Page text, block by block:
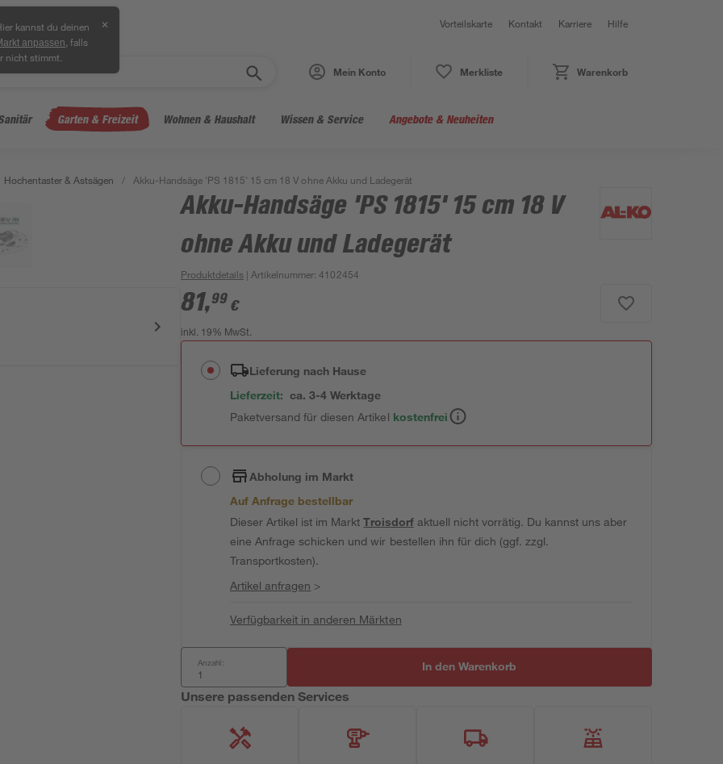
kannst du deinen
anpassen , falls
nicht stimmt.
✕ Vorteilskarte Kontakt Karriere Hilfe
Mein Konto Merkliste Warenkorb
Garten & Freizeit Wohnen & Haushalt Wissen & Service Angebote & Neuheiten
Hochentaster & Astsägen / Akku-Handsäge 'PS 1815' 15 cm 18 V ohne Akku und Ladegerät
Akku-Handsäge 'PS 1815' 15 cm 18 V
ohne Akku und Ladegerät
Produktdetails | Artikelnummer:4102454
81,99 €
inkl. 19% MwSt.
Lieferung nach Hause
Lieferzeit: ca. 3-4 Werktage
Paketversand für diesen Artikel kostenfrei
Abholung im Markt
Auf Anfrage bestellbar
Dieser Artikel ist im MarktTroisdorfaktuell nicht vorrätig. Du kannst uns aber
eine Anfrage schicken und wir bestellen ihn für dich (ggf. zzgl.
Transportkosten).
Artikel anfragen >
Verfügbarkeit in anderen Märkten
Anzahl: In den Warenkorb
Unsere passenden Services